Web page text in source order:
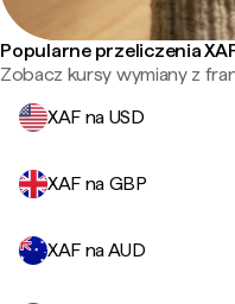
Popularne przeliczenia
Zobacz kursy wymiany z
XAF na USD
XAF na GBP
XAF na AUD